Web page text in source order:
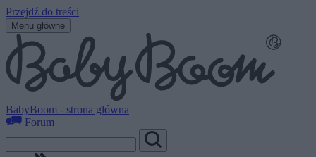
Przejdź do treści
Menu główne
BabyBoom - strona główna
Forum